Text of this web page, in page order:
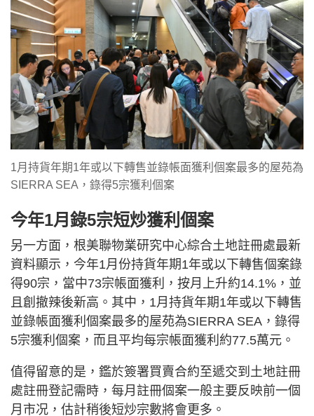
1月持貨年期1年或以下轉售並錄帳面獲利個案最多的屋苑為
SIERRA SEA，錄得5宗獲利個案
今年1月錄5宗短炒獲利個案
另一方面，根美聯物業研究中心綜合土地註冊處最新
資料顯示，今年1月份持貨年期1年或以下轉售個案錄
得90宗，當中73宗帳面獲利，按月上升約14.1%，並
且創撤辣後新高。其中，1月持貨年期1年或以下轉售
並錄帳面獲利個案最多的屋苑為SIERRA SEA，錄得
5宗獲利個案，而且平均每宗帳面獲利約77.5萬元。
值得留意的是，鑑於簽署買賣合約至遞交到土地註冊
處註冊登記需時，每月註冊個案一般主要反映前一個
月市况，估計稍後短炒宗數將會更多。